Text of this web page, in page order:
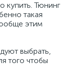
купить. Тюнинг
такая
этим
выбрать,
того чтобы